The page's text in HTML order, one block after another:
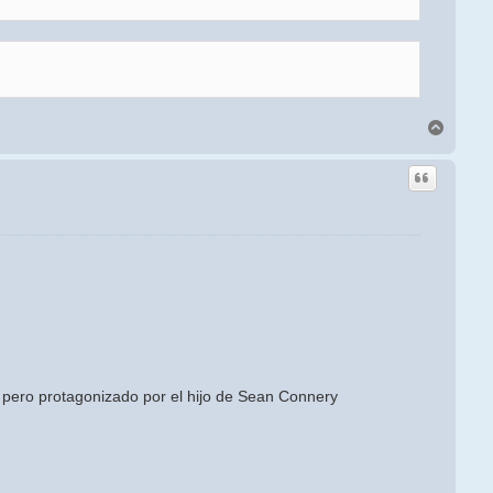
protagonizado por el hijo de Sean Connery